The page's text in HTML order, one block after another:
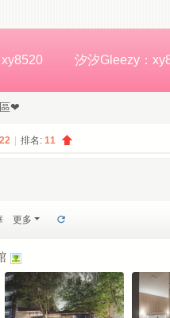
汐汐Gleezy：
❤
排名: 11
更多